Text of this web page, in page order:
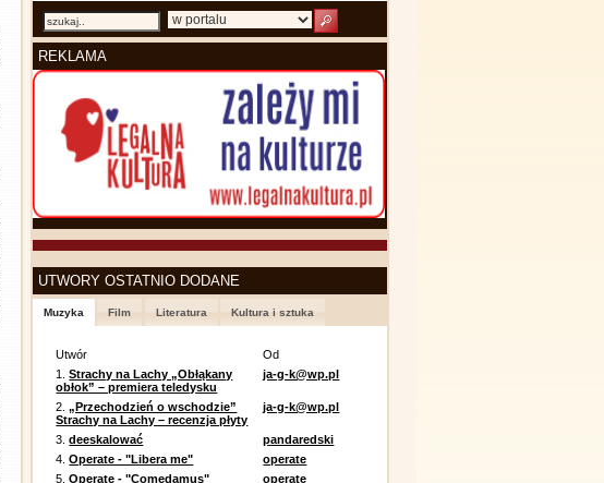
REKLAMA
UTWORY OSTATNIO DODANE
Muzyka Film Literatura Kultura i sztuka
Utwór
Od
1.Strachy na Lachy „Obłąkany
obłok” – premiera teledysku
ja-g-k@wp.pl
2.„Przechodzień o wschodzie”
Strachy na Lachy – recenzja płyty
ja-g-k@wp.pl
3.deeskalować
pandaredski
4.Operate - "Libera me"
operate
5.Operate - "Comedamus"
operate